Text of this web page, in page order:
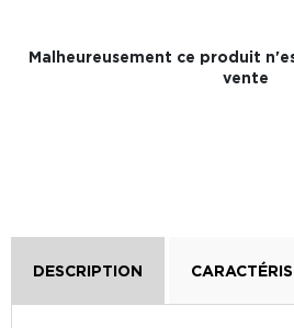
Malheureusement ce produit
vente
DESCRIPTION